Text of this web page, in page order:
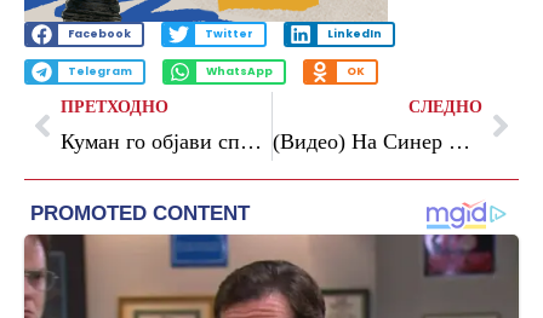
Facebook Twitter LinkedIn
Telegram WhatsApp OK
ПРЕТХОДНО
Куман го објави спискот на Холандија за СП
СЛЕДНО
(Видео) На Синер му се слоши кога сервираше за победа – Серундоло приореди сензација на Ролан Гарос